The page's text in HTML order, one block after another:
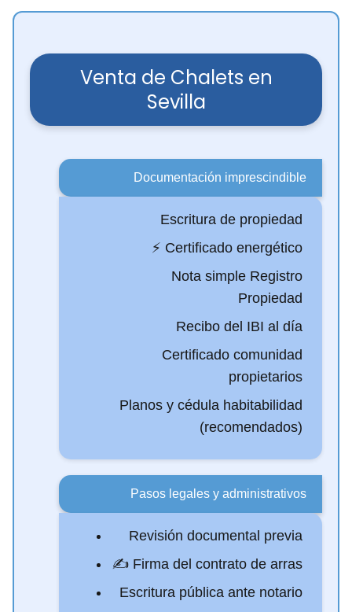
Venta de Chalets en
Sevilla
Documentación imprescindible
Escritura de propiedad
⚡ Certificado energético
Nota simple Registro
Propiedad
Recibo del IBI al día
Certificado comunidad
propietarios
Planos y cédula habitabilidad
(recomendados)
Pasos legales y administrativos
Revisión documental previa
✍️ Firma del contrato de arras
Escritura pública ante notario